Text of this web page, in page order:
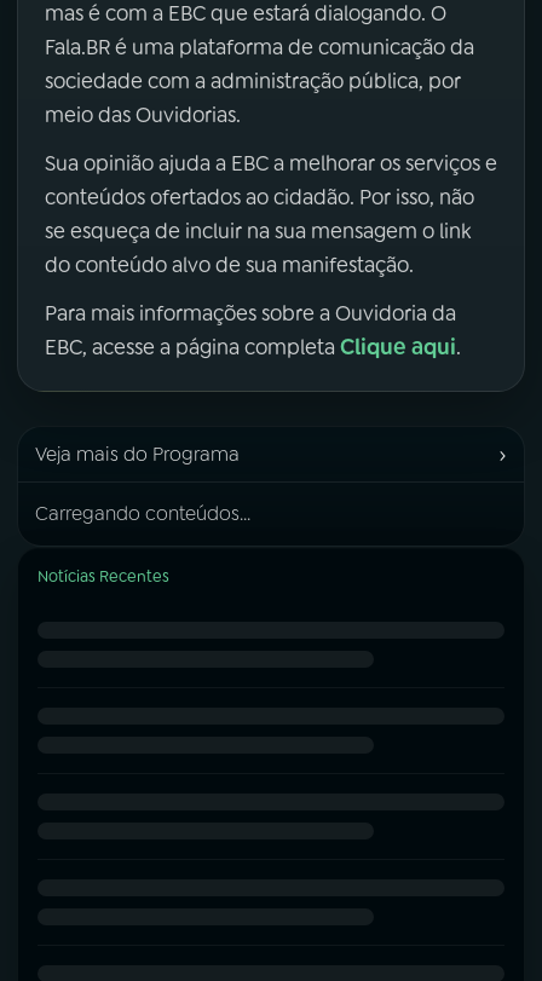
mas é com a EBC que estará dialogando. O
Fala.BR é uma plataforma de comunicação da
sociedade com a administração pública, por
meio das Ouvidorias.
Sua opinião ajuda a EBC a melhorar os serviços e
conteúdos ofertados ao cidadão. Por isso, não
se esqueça de incluir na sua mensagem o link
do conteúdo alvo de sua manifestação.
Para mais informações sobre a Ouvidoria da
EBC, acesse a página completa Clique aqui.
Veja mais do Programa ›
Carregando conteúdos...
Notícias Recentes